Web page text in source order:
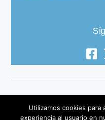
Utilizamos cookies para
experiencia al usuario en